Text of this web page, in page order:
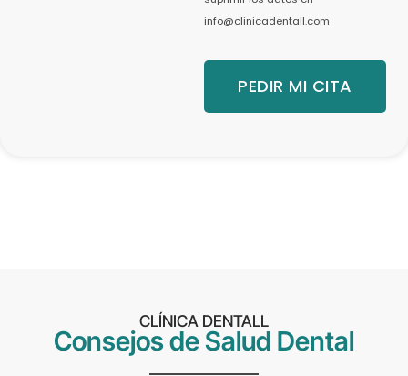
info@clinicadentall.com
PEDIR MI CITA
CLÍNICA DENTALL
Consejos de Salud Dental